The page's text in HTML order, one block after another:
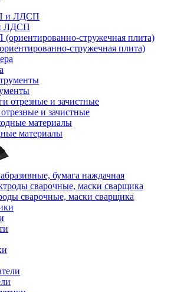
ЛДСП
стружечная плита)
и зачистные
материалы
бумага наждачная
сварочные, маски сварщика